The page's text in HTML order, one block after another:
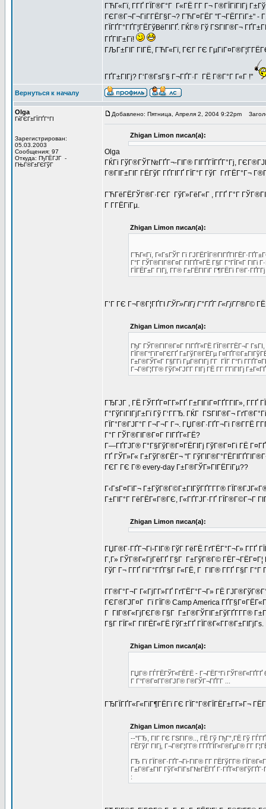
ГЋГ«Гї, Г­ГҐ ГЇГ®Г°Г Г«ГЁ Г­Г Г¬ Г®ГЇГїГІГј
ГЄГ®Г¬Г¬ГіГ­ГЁГ§Г¬? ГЋГ¤ГЁГ­ "Г¬ГЁГ­ГіГ±" -
ГЇГҐГ°ГҐГ¦ГЁГўВёГІГҐ. ГЌГ® Гў ГЅГІГ®Г¬
ГҐГІГ±Гї!
ГЉГ±ГІГ ГІГЁ, ГЋГ«Гї, ГЄГ ГЄ
ГҐГ±ГІГј? Г‘Г®ГѕГ§ Г¬ГҐГ·Г ГЁ Г®Г°Г Г«Г !"
Вернуться к началу
Olga
ГќГЄГ±ГЇГҐГ°ГІ
Зарегистрирован:
05.03.2003
Сообщения: 97
Откуда: ГђГЁГЈГ -
ГЊГ®Г±ГЄГўГ
Добавлено: Пятница, Апреля 2, 2004 9:22pm
Zhigan Limon писал(а):
Olga
ГЌГі ГўГ®ГЎГ№ГҐГ¬-ГІГ® ГІГҐГЇГҐГ°Гј,
Г®ГІГ±ГІГ ГЁГўГ ГҐГІГҐ ГЇГ°Г ГўГ ГґГЁГ°Г¬
ГЋГёГЁГЎГ®Г·ГЄГ ГўГ»ГёГ«Г , Г­ГҐ Г°Г
Г Г­ГЁГїГµ.
Zhigan Limon писал(а):
ГЋГ«Гї, Г«ГѕГЎГ Гї
Г°Г ГЎГ®ГІГ®Г¤Г ГІГҐГ«ГЁ Г§Г Г°ГЇГ«Г ГІГі
ГЇГЁГ±Г ГІГј, Г­Г® Г±ГЁГІГіГ Г¶ГЁГї Г®Г·ГҐГ­Гј
Г’Г ГЄ Г¬Г®Г¦ГҐГІ ГЎГ»ГІГј Г°ГҐГ Г«ГјГ­Г®Г©
Zhigan Limon писал(а):
ГђГ ГЎГ®ГІГ®Г¤Г ГІГҐГ«ГЁ ГЇГ®Г­ГЁГ¬Г
ГЇГ®Г°ГїГ¤ГЄГҐ Г±ГўГ®ГЁГµ
Г±Г®ГЎГ«Г Г§Г­Гі ГµГ®ГІГј Г­Г ГЇГ Г°Гі
Г¬Г®Г¦Г­Г® ГўГ»ГЈГ­Г ГІГј ГЁ Г­Г Г­ГїГІГј
ГЂГЈГ , ГЁ ГЎГҐГ¤Г­Г»ГҐ Г±ГІГіГ¤ГҐГ­ГІГ», Г­ГҐ
Г°ГўГіГІГјГ±Гї Гў Г‘ГГЂ. ГЌГ ГЅГІГ®Г¬
ГЇГ°Г®ГЈГ°Г Г¬Г¬Г Г¬. ГЏГ®Г·ГҐГ¬Гі Г®Г­ГЁ
Г°Г ГЎГ®ГІГ®Г¤Г ГІГҐГ«ГЁ?
Г—ГҐГЈГ® Г°Г§ГўГ®Г¤ГЁГІГј ГўГ®Г¤Гі ГЁ
ГҐ ГЎГ»Г« Г±ГўГ®ГЁГ¬ "Г
ГЄГ ГЄ Г® every-day Г±Г®ГЎГ»ГІГЁГїГµ??
Г‹ГѕГ¤ГїГ¬ Г±ГўГ®Г©Г±ГІГўГҐГ­Г­Г®
Г±ГІГ°Г ГёГЁГ«Г®ГЄ, Г«ГҐГЈГ·ГҐ ГЇГ®Г©Г¬Г
Zhigan Limon писал(а):
ГЏГ®Г·ГҐГ¬Гі-ГІГ® ГўГ ГёГЁ ГґГЁГ°Г¬Г» Г­ГҐ
Г‚Г» ГЎГ®Г«ГјГёГҐ Г§Г Г±ГўГ®Г©
ГўГ Г¬ Г­ГҐ ГіГ°ГҐГ§Г Г«ГЁ, Г ГІГ® Г­ГҐ Г§Г Г°Г
Г­Г®Г°Г¬Г Г«ГјГ­Г»ГҐ ГґГЁГ°Г¬Г» ГЁ
ГЄГ®ГЈГ¤Г Гї ГЇГ® Camp America
Г ГІГ®Г«ГјГЄГ® Г§Г Г±Г®ГЎГІГ±ГўГҐГ­Г­Г®
Г§Г ГЇГ«Г ГІГЁГ«ГЁ ГўГ±ГҐ
Zhigan Limon писал(а):
ГЏГ® ГЃГЁГЎГ«ГЁГЁ - Г¬ГЁГ°Гі ГЎГ®Г«ГҐГҐ
Г Г°Г®Г¤Г­Г®ГЈГ® Г®ГЎГ¬ГҐГ­Г ...
ГЂГЇГҐГ«Г«ГїГ¶ГЁГї ГЄ ГЇГ°Г®ГЇГЁГ±Г­Г»Г¬
Zhigan Limon писал(а):
--"ГЂ, ГІГ ГЄ ГЅГІГ®.., ГЁ Гў ГђГ”,ГЁ Гў
ГЁГўГ ГІГј, Г¬Г®Г¦Г­Г® Г­ГҐГЇГ«Г®ГµГ® Г­Г
ГЂ Гї ГЇГ®Г·ГҐГ¬Гі-ГІГ® Г­Г ГЁГўГ­Г®
Г±Г®Г±ГІГ ГўГ«ГїГѕГ№ГЁГҐ
: